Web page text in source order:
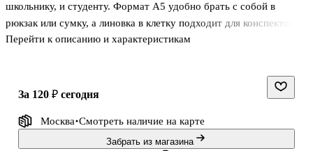
школьнику, и студенту. Формат А5 удобно брать с собой в
рюкзак или сумку, а линовка в клетку подходит для конспектов,
упражнений и черновиков. Глянцевая ламинация защищает
конкретного дизайна недоступен.
Перейти к описанию и характеристикам
за 120 ₽ сегодня
Москва Смотреть наличие на карте
Забрать из магазина